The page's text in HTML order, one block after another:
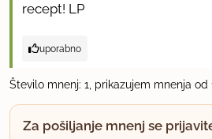
recept! LP
uporabno
Število mnenj: 1, prikazujem mnenja od
Za pošiljanje mnenj se